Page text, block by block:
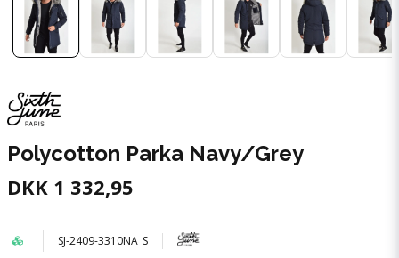
Polycotton Parka Navy/Grey
DKK 1 332,95
SJ-2409-3310NA_S